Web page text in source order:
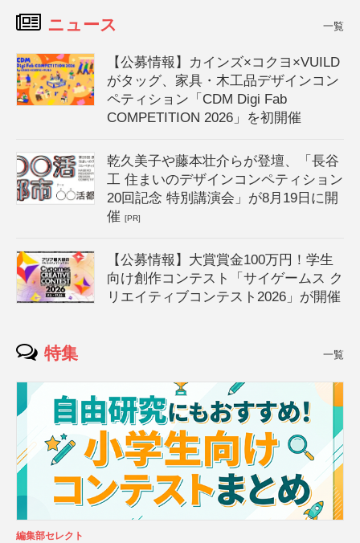
ニュース 一覧
【公募情報】カインズ×コクヨ×VUILD
がタッグ、家具・木工品デザインコン
ペティション「CDM Digi Fab
COMPETITION 2026」を初開催
乾久美子や藤本壮介らが登壇、「長谷
工 住まいのデザインコンペティション
20回記念 特別講演会」が8月19日に開
催[PR]
【公募情報】大賞賞金100万円！学生
向け創作コンテスト「サイゲームス ク
リエイティブコンテスト2026」が開催
特集 一覧
編集部セレクト